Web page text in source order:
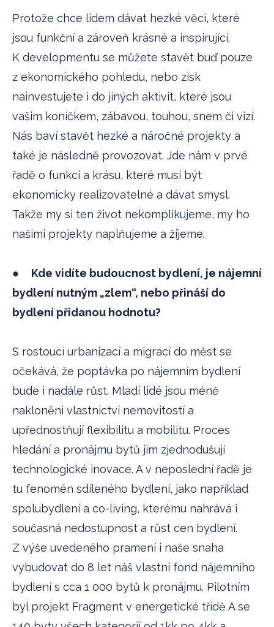
Protože chce lidem dávat hezké věci, které
jsou funkční a zároveň krásné a inspirující.
K developmentu se můžete stavět buď pouze
z ekonomického pohledu, nebo zisk
nainvestujete i do jiných aktivit, které jsou
vašim koníčkem, zábavou, touhou, snem či vizí.
Nás baví stavět hezké a náročné projekty a
také je následně provozovat. Jde nám v prvé
řadě o funkci a krásu, které musí být
ekonomicky realizovatelné a dávat smysl.
Takže my si ten život nekomplikujeme, my ho
našimi projekty naplňujeme a žijeme.
● Kde vidíte budoucnost bydlení, je nájemní
bydlení nutným „zlem“, nebo přináší do
bydlení přidanou hodnotu?
S rostoucí urbanizací a migrací do měst se
očekává, že poptávka po nájemním bydlení
bude i nadále růst. Mladí lidé jsou méně
nakloněni vlastnictví nemovitostí a
upřednostňují flexibilitu a mobilitu. Proces
hledání a pronájmu bytů jim zjednodušují
technologické inovace. A v neposlední řadě je
tu fenomén sdíleného bydlení, jako například
spolubydlení a co-living, kterému nahrává i
současná nedostupnost a růst cen bydlení.
Z výše uvedeného pramení i naše snaha
vybudovat do 8 let náš vlastní fond nájemního
bydlení s cca 1 000 bytů k pronájmu. Pilotním
byl projekt Fragment v energetické třídě A se